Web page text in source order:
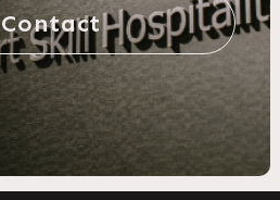
Contact